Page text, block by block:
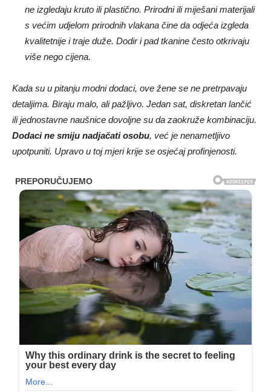
ne izgledaju kruto ili plastično. Prirodni ili miješani materijali
s većim udjelom prirodnih vlakana čine da odjeća izgleda
kvalitetnije i traje duže. Dodir i pad tkanine često otkrivaju
više nego cijena.
Kada su u pitanju modni dodaci, ove žene se ne pretrpavaju
detaljima. Biraju malo, ali pažljivo. Jedan sat, diskretan lančić
ili jednostavne naušnice dovoljne su da zaokruže kombinaciju.
Dodaci ne smiju nadjačati osobu, već je nenametljivo
upotpuniti. Upravo u toj mjeri krije se osjećaj profinjenosti.